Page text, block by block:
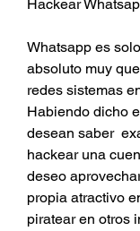
Whatsapp es
absoluto muy
redes sistemas
Habiendo dicho
desean saber
hackear una
deseo
propia atractivo
piratear en otros